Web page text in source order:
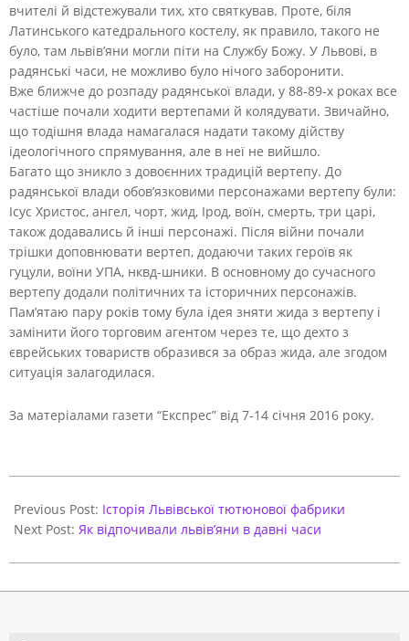
вчителі й відстежували тих, хто святкував. Проте, біля
Латинського катедрального костелу, як правило, такого не
було, там львів’яни могли піти на Службу Божу. У Львові, в
радянські часи, не можливо було нічого заборонити.
Вже ближче до розпаду радянської влади, у 88-89-х роках все
частіше почали ходити вертепами й колядувати. Звичайно,
що тодішня влада намагалася надати такому дійству
ідеологічного спрямування, але в неї не вийшло.
Багато що зникло з довоєнних традицій вертепу. До
радянської влади обов’язковими персонажами вертепу були:
Ісус Христос, ангел, чорт, жид, Ірод, воїн, смерть, три царі,
також додавались й інші персонажі. Після війни почали
трішки доповнювати вертеп, додаючи таких героїв як
гуцули, воїни УПА, нквд-шники. В основному до сучасного
вертепу додали політичних та історичних персонажів.
Пам’ятаю пару років тому була ідея зняти жида з вертепу і
замінити його торговим агентом через те, що дехто з
єврейських товариств образився за образ жида, але згодом
ситуація залагодилася.
За матеріалами газети “Експрес” від 7-14 січня 2016 року.
12-
11
Previous Post: Історія Львівської тютюнової фабрики
Next Post: Як відпочивали львів’яни в давні часи